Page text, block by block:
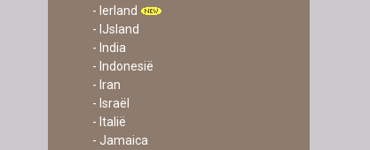
- Ierland
- IJsland
- India
- Indonesië
- Iran
- Israël
- Italië
- Jamaica